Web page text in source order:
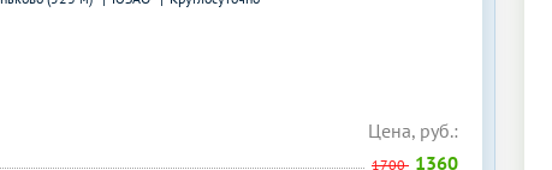
Цена, руб.:
1700 1360